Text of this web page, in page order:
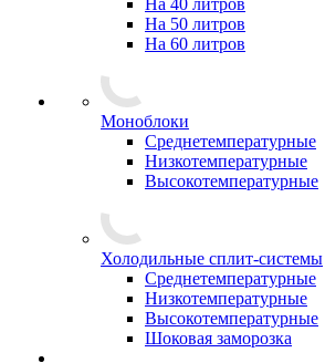
На 40 литров
На 50 литров
На 60 литров
Моноблоки
Среднетемпературные
Низкотемпературные
Высокотемпературные
Холодильные сплит-системы
Среднетемпературные
Низкотемпературные
Высокотемпературные
Шоковая заморозка